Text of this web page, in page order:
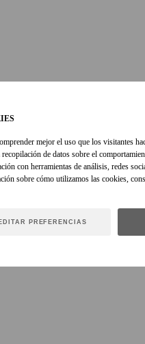
mejor el uso que los visitantes
de datos sobre el
con herramientas de análisis, redes
sobre cómo utilizamos las cookies,
EDITAR PREFERENCIAS